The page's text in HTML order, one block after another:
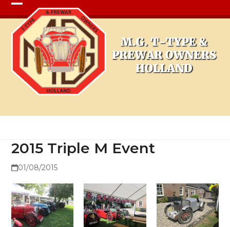
Open
mobile
menu
Close
mobile
menu
2015 Triple M Event
01/08/2015